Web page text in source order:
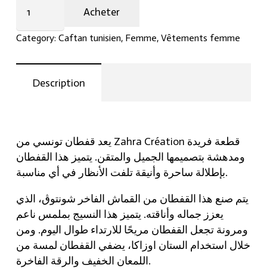
تونسي
مطرز
Zahra
Création
quantity
Acheter
Category: Caftan tunisien, Femme, Vêtements femme
Description
يعد قفطان تونسي من Zahra Création قطعة فريدة
ومدهشة بتصميمها الجميل والمتقن. يتميز هذا القفطان
بإطلالة ساحرة وأنيقة تلفت الأنظار في أي مناسبة.
يتم صنع هذا القفطان من القماش الفاخر شونتوڨ، الذي
يعزز جماله وأناقته. يتميز هذا النسيج بملمس ناعم
ومرونة تجعل القفطان مريحًا للارتداء طوال اليوم. ومن
خلال استخدام الستان اوزاكا، يضفي القفطان لمسة من
اللمعان الخفيف والرقة الفاخرة.